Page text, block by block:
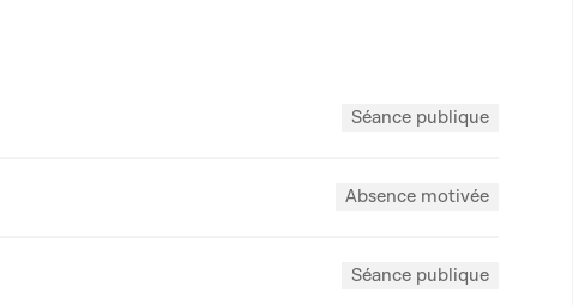
Séance publique
Absence motivée
Séance publique